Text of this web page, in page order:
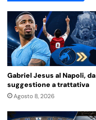
Gabriel Jesus al Napoli, da
suggestione a trattativa
Agosto 8, 2026